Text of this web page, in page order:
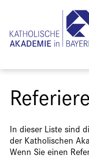
In dieser Liste sind
der Katholischen
Wenn Sie einen